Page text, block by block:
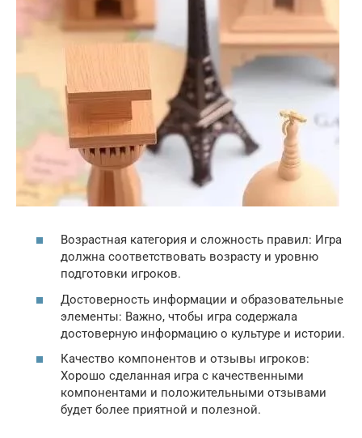
Возрастная категория и сложность правил: Игра
должна соответствовать возрасту и уровню
подготовки игроков.
Достоверность информации и образовательные
элементы: Важно, чтобы игра содержала
достоверную информацию о культуре и истории.
Качество компонентов и отзывы игроков:
Хорошо сделанная игра с качественными
компонентами и положительными отзывами
будет более приятной и полезной.